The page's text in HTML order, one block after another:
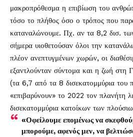
μακροπρόθεσμα η επιβίωση του
τόσο το πλήθος όσο ο τρόπος που
καταναλώνουμε. Πχ. αν τα 8,2 δισ.
σήμερα υιοθετούσαν όλοι την
πλέον ανεπτυγμένων χωρών, οι
εξαντλούνταν σύντομα και η ζωή στη
(τα 6,7 από τα 8 δισεκατομμύρια του
«επιβαρύνουν» το 2022 τον πλανήτη
δισεκατομμύρια κατοίκων των
«Οφείλουμε επομένως να
μπορούμε, αφενός μεν, να